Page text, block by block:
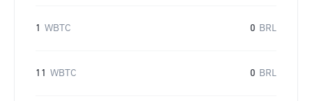
1 WBTC 0 BRL
11 WBTC 0 BRL